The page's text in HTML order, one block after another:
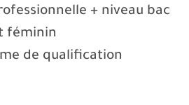
+ niveau bac
féminin
de qualification